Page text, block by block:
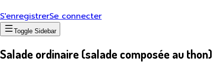
S'enregistrerSe connecter
Toggle Sidebar
Salade ordinaire (salade composée au thon)